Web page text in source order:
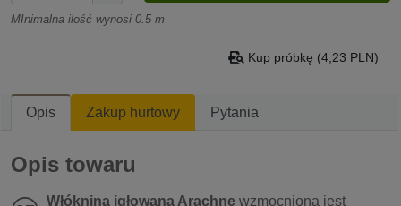
MInimalna ilość wynosi 0.5 m
Kup próbkę (4,23 PLN)
Opis Zakup hurtowy Pytania
Opis towaru
Włóknina igłowana Arachne wzmocniona jest